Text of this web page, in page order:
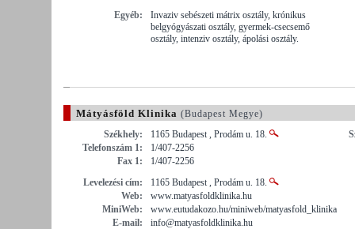
Egyéb:
Invaziv sebészeti mátrix osztály, krónikus
belgyógyászati osztály, gyermek-csecsemő
osztály, intenziv osztály, ápolási osztály.
Mátyásföld Klinika (Budapest Megye)
Székhely:
1165 Budapest , Prodám u. 18.
Telefonszám 1:
1/407-2256
Fax 1:
1/407-2256
Levelezési cím:
1165 Budapest , Prodám u. 18.
Web:
www.matyasfoldklinika.hu
MiniWeb:
www.eutudakozo.hu/miniweb/matyasfold_klinika
E-mail:
info@matyasfoldklinika.hu